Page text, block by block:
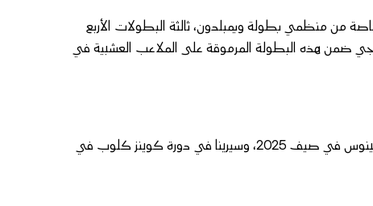
(46 عاما) وليامس دعوة خاصة من منظمي بطولة ويمبلدون، ثالثة البطولات الأربع
ضمن هذه البطولة المرموقة على الملاعب العشبية في
وقد استأنفت الشقيقتان مسيرتيهما بعد انقطاع طويل، حيث عادت فينوس في صيف 2025، وسيرينا في دورة كوينز كلوب في